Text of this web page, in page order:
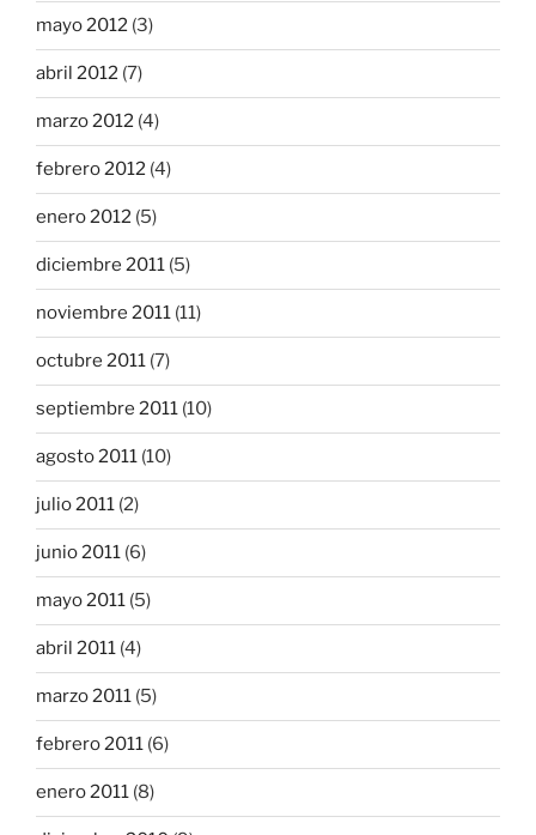
mayo 2012 (3)
abril 2012 (7)
marzo 2012 (4)
febrero 2012 (4)
enero 2012 (5)
diciembre 2011 (5)
noviembre 2011 (11)
octubre 2011 (7)
septiembre 2011 (10)
agosto 2011 (10)
julio 2011 (2)
junio 2011 (6)
mayo 2011 (5)
abril 2011 (4)
marzo 2011 (5)
febrero 2011 (6)
enero 2011 (8)